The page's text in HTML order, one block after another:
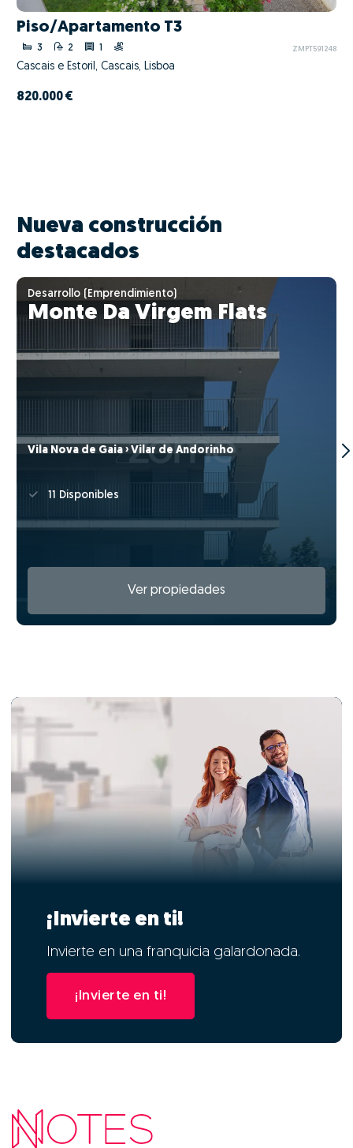
Piso/Apartamento T3
3 2 ZMPT591248
Cascais e Estoril, Cascais, Lisboa
820.000 €
Nueva construcción
destacados
Desarrollo (Emprendimiento)
Monte Da Virgem Flats
Vila Nova de Gaia › Vilar de Andorinho
11 Disponibles
Ver propiedades
¡Invierte en ti!
Invierte en una franquicia galardonada.
¡Invierte en ti!